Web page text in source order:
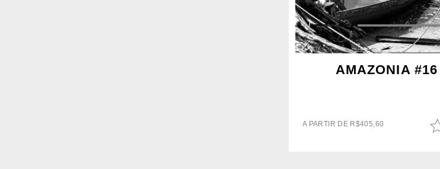
AMAZONIA #16
A PARTIR DE R$405,60